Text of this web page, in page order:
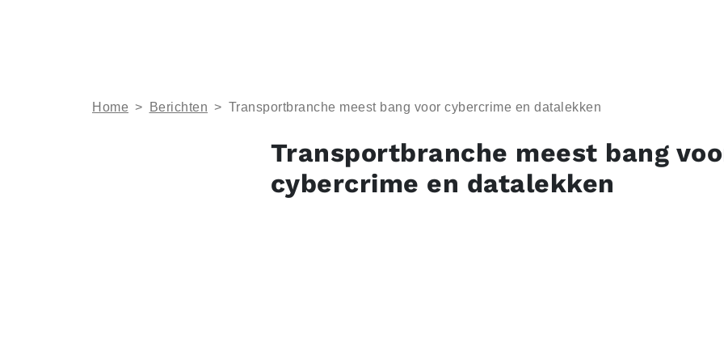
Home > Berichten > Transportbranche meest bang voor cybercrime en datalekken
Transportbranche meest bang
cybercrime en datalekken